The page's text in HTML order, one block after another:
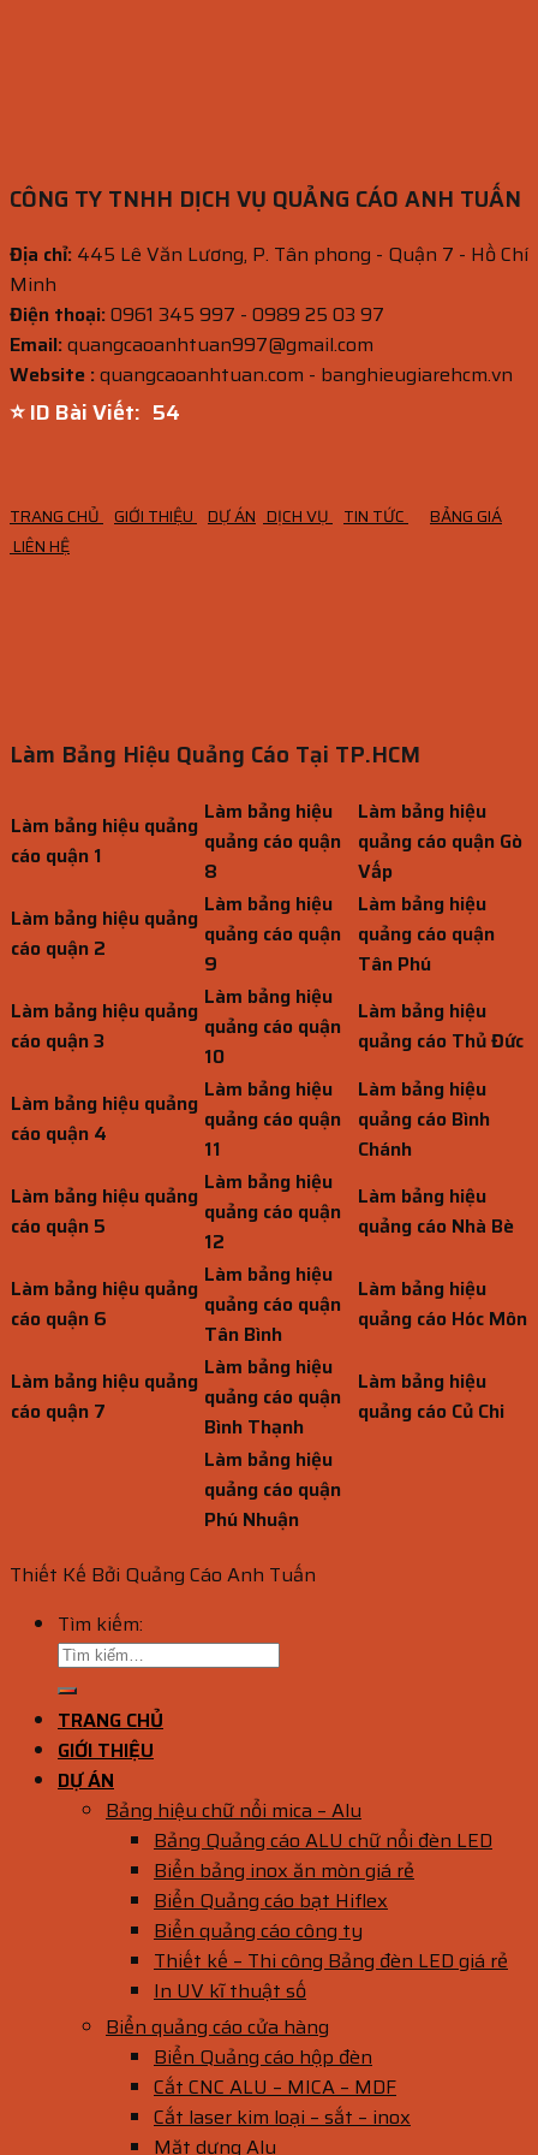
CÔNG TY TNHH DỊCH VỤ QUẢNG CÁO ANH TUẤN
Địa chỉ: 445 Lê Văn Lương, P. Tân phong - Quận 7 - Hồ Chí
Minh
Điện thoại:0961 345 997 - 0989 25 03 97
Email:quangcaoanhtuan997@gmail.com
Website :quangcaoanhtuan.com - banghieugiarehcm.vn
⭐ ID Bài Viết: 52
TRANG CHỦ GIỚI THIỆU DỰ ÁN DỊCH VỤ TIN TỨC
BẢNG GIÁ
LIÊN HỆ
Làm Bảng Hiệu Quảng Cáo Tại TP.HCM
Làm bảng hiệu quảng
cáo quận 1
Làm bảng hiệu
quảng cáo quận
8
Làm bảng hiệu
quảng cáo quận Gò
Vấp
Làm bảng hiệu quảng
cáo quận 2
Làm bảng hiệu
quảng cáo quận
9
Làm bảng hiệu
quảng cáo quận
Tân Phú
Làm bảng hiệu quảng
cáo quận 3
Làm bảng hiệu
quảng cáo quận
10
Làm bảng hiệu
quảng cáo Thủ Đức
Làm bảng hiệu quảng
cáo quận 4
Làm bảng hiệu
quảng cáo quận
11
Làm bảng hiệu
quảng cáo Bình
Chánh
Làm bảng hiệu quảng
cáo quận 5
Làm bảng hiệu
quảng cáo quận
12
Làm bảng hiệu
quảng cáo Nhà Bè
Làm bảng hiệu quảng
cáo quận 6
Làm bảng hiệu
quảng cáo quận
Tân Bình
Làm bảng hiệu
quảng cáo Hóc Môn
Làm bảng hiệu quảng
cáo quận 7
Làm bảng hiệu
quảng cáo quận
Bình Thạnh
Làm bảng hiệu
quảng cáo Củ Chi
Làm bảng hiệu
quảng cáo quận
Phú Nhuận
Thiết Kế Bởi Quảng Cáo Anh Tuấn
Tìm kiếm:
TRANG CHỦ
GIỚI THIỆU
DỰ ÁN
Bảng hiệu chữ nổi mica – Alu
Bảng Quảng cáo ALU chữ nổi đèn LED
Biển bảng inox ăn mòn giá rẻ
Biển Quảng cáo bạt Hiflex
Biển quảng cáo công ty
Thiết kế – Thi công Bảng đèn LED giá rẻ
In UV kĩ thuật số
Biển quảng cáo cửa hàng
Biển Quảng cáo hộp đèn
Cắt CNC ALU – MICA – MDF
Cắt laser kim loại – sắt – inox
Mặt dựng Alu